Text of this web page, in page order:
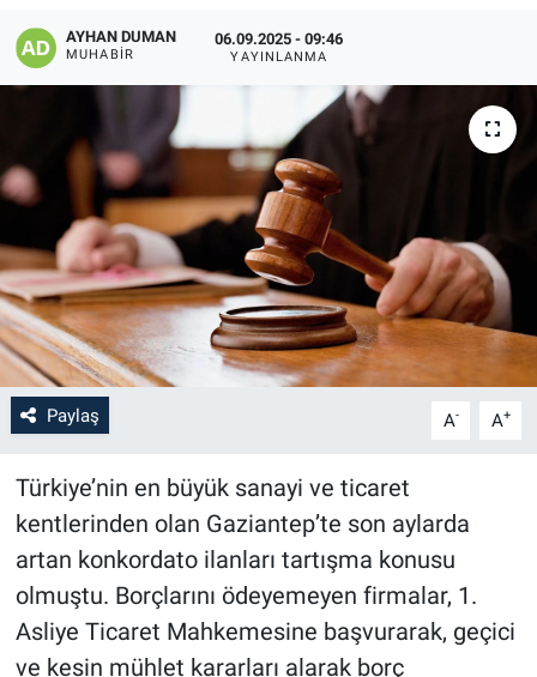
AYHAN DUMAN
MUHABIR
06.09.2025 - 09:46
YAYINLANMA
Paylaş A- A+
Türkiye’nin en büyük sanayi ve ticaret
kentlerinden olan Gaziantep’te son aylarda
artan konkordato ilanları tartışma konusu
olmuştu. Borçlarını ödeyemeyen firmalar, 1.
Asliye Ticaret Mahkemesine başvurarak, geçici
ve kesin mühlet kararları alarak borç